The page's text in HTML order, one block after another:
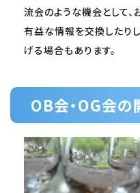
流会のような機会として、
有益な情報を交換したり
げる場合もあります。
OB会・OG会